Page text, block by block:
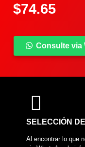
$74.65
Consulte via
COMPARTIR
SELECCIÓN
Al encontrar lo que